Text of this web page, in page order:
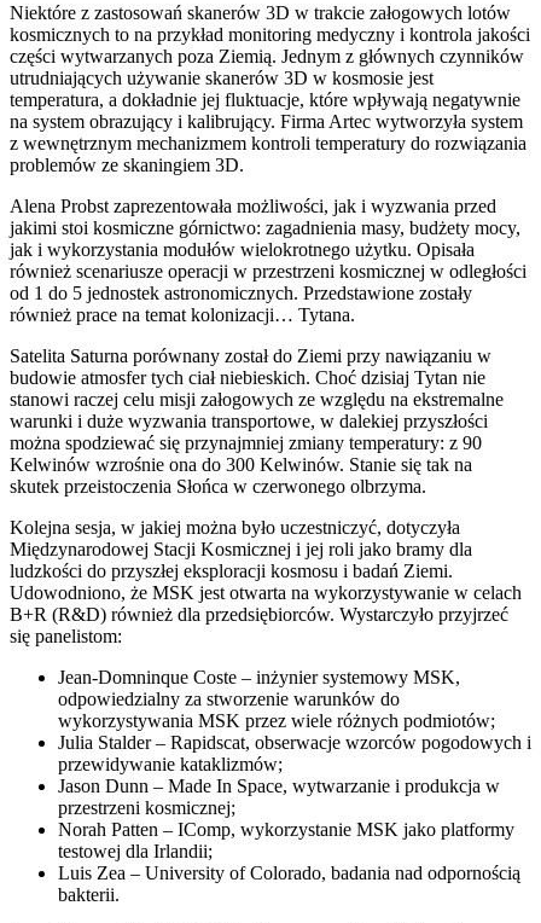
Niektóre z zastosowań skanerów 3D w trakcie załogowych lotów
kosmicznych to na przykład monitoring medyczny i kontrola jakości
części wytwarzanych poza Ziemią. Jednym z głównych czynników
utrudniających używanie skanerów 3D w kosmosie jest
temperatura, a dokładnie jej fluktuacje, które wpływają negatywnie
na system obrazujący i kalibrujący. Firma Artec wytworzyła system
z wewnętrznym mechanizmem kontroli temperatury do rozwiązania
problemów ze skaningiem 3D.
Alena Probst zaprezentowała możliwości, jak i wyzwania przed
jakimi stoi kosmiczne górnictwo: zagadnienia masy, budżety mocy,
jak i wykorzystania modułów wielokrotnego użytku. Opisała
również scenariusze operacji w przestrzeni kosmicznej w odległości
od 1 do 5 jednostek astronomicznych. Przedstawione zostały
również prace na temat kolonizacji… Tytana.
Satelita Saturna porównany został do Ziemi przy nawiązaniu w
budowie atmosfer tych ciał niebieskich. Choć dzisiaj Tytan nie
stanowi raczej celu misji załogowych ze względu na ekstremalne
warunki i duże wyzwania transportowe, w dalekiej przyszłości
można spodziewać się przynajmniej zmiany temperatury: z 90
Kelwinów wzrośnie ona do 300 Kelwinów. Stanie się tak na
skutek przeistoczenia Słońca w czerwonego olbrzyma.
Kolejna sesja, w jakiej można było uczestniczyć, dotyczyła
Międzynarodowej Stacji Kosmicznej i jej roli jako bramy dla
ludzkości do przyszłej eksploracji kosmosu i badań Ziemi.
Udowodniono, że MSK jest otwarta na wykorzystywanie w celach
B+R (R&D) również dla przedsiębiorców. Wystarczyło przyjrzeć
się panelistom:
Jean-Domninque Coste – inżynier systemowy MSK,
odpowiedzialny za stworzenie warunków do
wykorzystywania MSK przez wiele różnych podmiotów;
Julia Stalder – Rapidscat, obserwacje wzorców pogodowych i
przewidywanie kataklizmów;
Jason Dunn – Made In Space, wytwarzanie i produkcja w
przestrzeni kosmicznej;
Norah Patten – IComp, wykorzystanie MSK jako platformy
testowej dla Irlandii;
Luis Zea – University of Colorado, badania nad odpornością
bakterii.